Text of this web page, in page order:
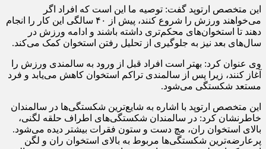
این متخصص ارتوپد گفت: توصیه ما این است که افراد اگر
می‌خواهند ورزش را شروع کنند، پیش از ۴۰ سالگی این کار را انجام
دهند تا استخوان‌های محکم‌تری داشته باشند و ادامه ورزش در
سال‌های بعد نیز به جلوگیری از تحلیل رفتن استخوان کمک می‌کند.
وی عنوان کرد: بهتر است افراد قبل از ورود به سالمندی ورزش را
آغاز کنند، زیرا پس از سالمندی تراکم استخوان کاهش می‌یابد و فرد
مستعد شکستگی می‌شود.
این متخصص ارتوپد با اشاره به شایع‌ترین شکستگی‌ها در سالمندان
خاطرنشان کرد: در سالمندان شکستگی‌های اطراف حلقه لگنی،
بالای استخوان ران، مچ دست و ستون فقرات بیشتر دیده می‌شود.
پرعارضه‌ترین شکستگی‌ها مربوط به بالای استخوان ران و لگن